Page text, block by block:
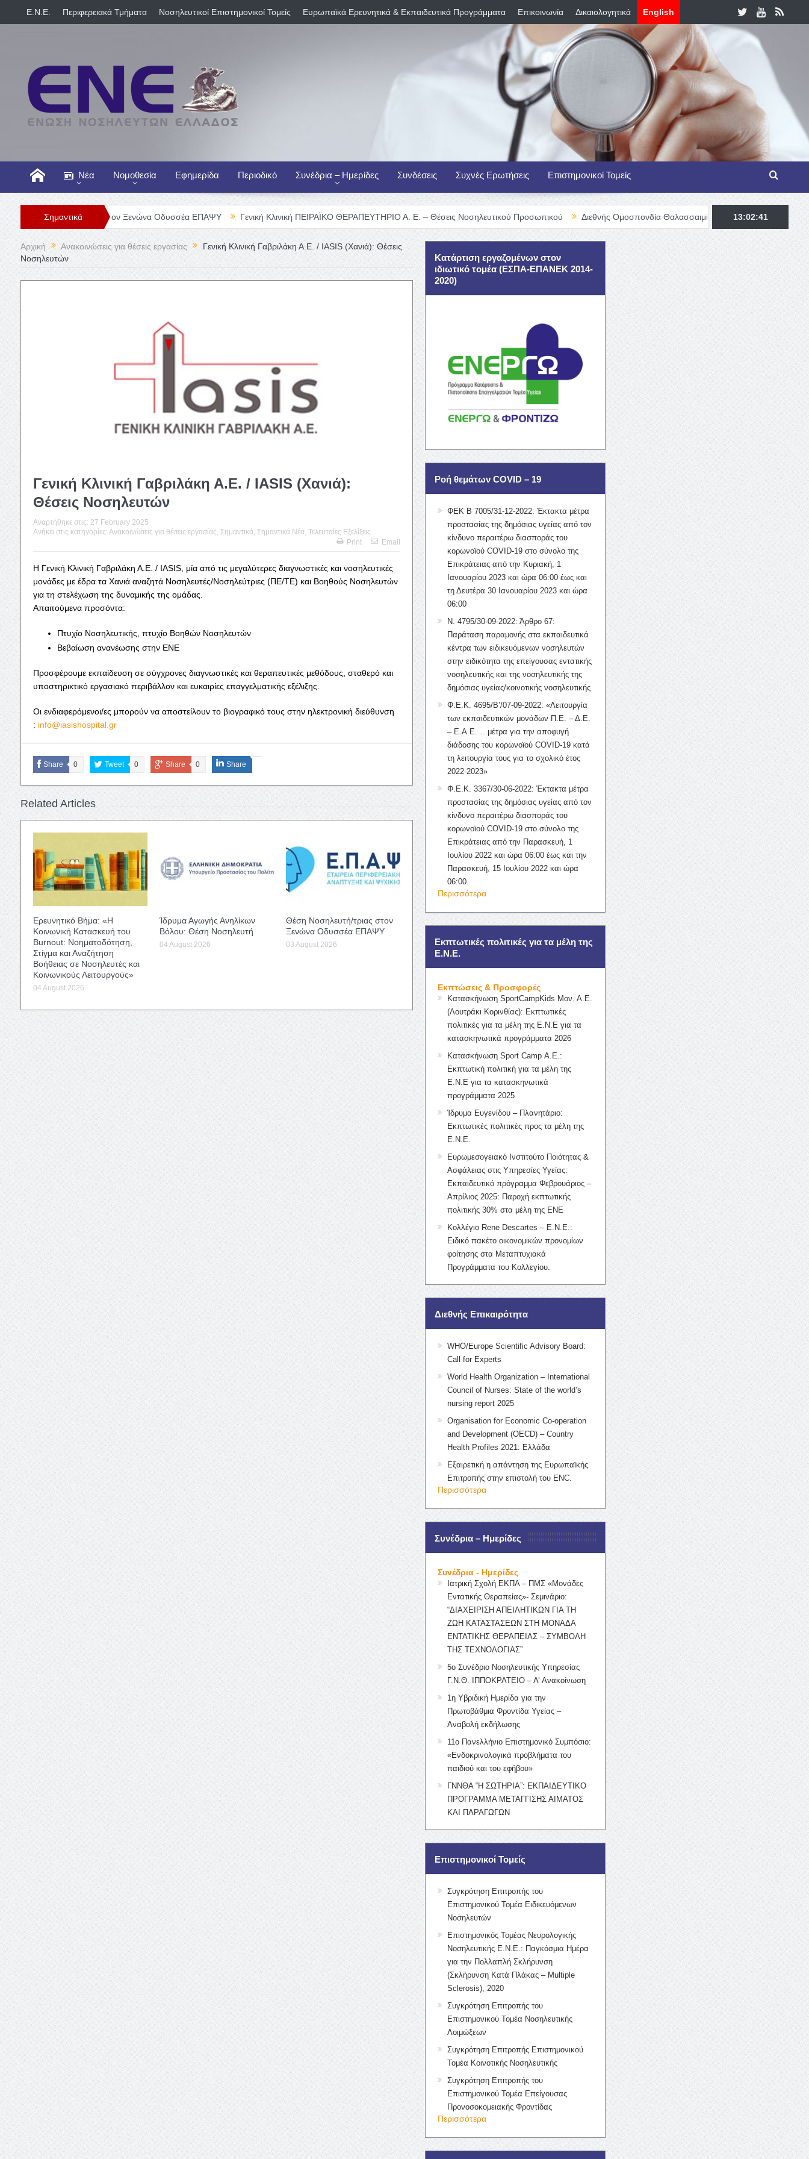
E.N.E. Περιφερειακά Τμήματα Νοσηλευτικοί Επιστημονικοί Τομείς Ευρωπαϊκά Ερευνητικά & Εκπαιδευτικά Προγράμματα Επικοινωνία Δικαιολογητικά English
Νέα Νομοθεσία Εφημερίδα Περιοδικό Συνέδρια – Ημερίδες Συνδέσεις Συχνές Ερωτήσεις Επιστημονικοί Τομείς
Σημαντικά
τριας στον Ξενώνα Οδυσσέα ΕΠΑΨΥ Γενική Κλινική ΠΕΙΡΑΪΚΟ ΘΕΡΑΠΕΥΤΗΡΙΟ Α. Ε. – Θέσεις Νοσηλευτικού Προσωπικού Διεθνής Ομοσπονδία Θαλασσαιμίας – TIF Fellowship Programme for
13:02:42
Αρχική Ανακοινώσεις για θέσεις εργασίας
Γενική Κλινική Γαβριλάκη Α.Ε. / IASIS (Χανιά): Θέσεις
Νοσηλευτών
Γενική Κλινική Γαβριλάκη Α.Ε. / IASIS (Χανιά):
Θέσεις Νοσηλευτών
Αναρτήθηκε στις: 27 February 2025
Ανήκει στις κατηγορίες: Ανακοινώσεις για θέσεις εργασίας Σημαντικά Σημαντικά Νέα Τελευταίες Εξελίξεις
Print
Email
Η Γενική Κλινική Γαβριλάκη Α.Ε. / IASIS, μία από τις μεγαλύτερες διαγνωστικές και νοσηλευτικές
μονάδες με έδρα τα Χανιά αναζητά Νοσηλευτές/Νοσηλεύτριες (ΠΕ/ΤΕ) και Βοηθούς Νοσηλευτών
για τη στελέχωση της δυναμικής της ομάδας.
Απαιτούμενα προσόντα:
Πτυχίο Νοσηλευτικής, πτυχίο Βοηθών Νοσηλευτών
Βεβαίωση ανανέωσης στην ΕΝΕ
Προσφέρουμε εκπαίδευση σε σύγχρονες διαγνωστικές και θεραπευτικές μεθόδους, σταθερό και
υποστηρικτικό εργασιακό περιβάλλον και ευκαιρίες επαγγελματικής εξέλιξης.
Οι ενδιαφερόμενοι/ες μπορούν να αποστείλουν το βιογραφικό τους στην ηλεκτρονική διεύθυνση
: info@iasishospital. gr
Share 0 Tweet 0 Share 0 Share
Related Articles
Ερευνητικό Βήμα: «Η
Κοινωνική Κατασκευή του
Burnout: Νοηματοδότηση,
Στίγμα και Αναζήτηση
Βοήθειας σε Νοσηλευτές και
Κοινωνικούς Λειτουργούς»
04 August 2026
Ίδρυμα Αγωγής Ανηλίκων
Βόλου: Θέση Νοσηλευτή
04 August 2026
Θέση Νοσηλευτή/τριας στον
Ξενώνα Οδυσσέα ΕΠΑΨΥ
03 August 2026
Κατάρτιση εργαζομένων στον
ιδιωτικό τομέα (ΕΣΠΑ-ΕΠΑΝΕΚ 2014-
2020)
Ροή θεμάτων COVID – 19
ΦΕΚ Β 7005/31-12-2022: Έκτακτα μέτρα
προστασίας της δημόσιας υγείας από τον
κίνδυνο περαιτέρω διασποράς του
κορωνοϊού COVID-19 στο σύνολο της
Επικράτειας από την Κυριακή, 1
Ιανουαρίου 2023 και ώρα 06:00 έως και
τη Δευτέρα 30 Ιανουαρίου 2023 και ώρα
06:00
Ν. 4795/30-09-2022: Άρθρο 67:
Παράταση παραμονής στα εκπαιδευτικά
κέντρα των ειδικευόμενων νοσηλευτών
στην ειδικότητα της επείγουσας εντατικής
νοσηλευτικής και της νοσηλευτικής της
δημόσιας υγείας/κοινοτικής νοσηλευτικής
Φ.Ε.Κ. 4695/Β’/07-09-2022: «Λειτουργία
των εκπαιδευτικών μονάδων Π.Ε. – Δ.Ε.
– Ε.Α.Ε. …μέτρα για την αποφυγή
διάδοσης του κορωνοϊού COVID-19 κατά
τη λειτουργία τους για το σχολικό έτος
2022-2023»
Φ.Ε.Κ. 3367/30-06-2022: Έκτακτα μέτρα
προστασίας της δημόσιας υγείας από τον
κίνδυνο περαιτέρω διασποράς του
κορωνοϊού COVID-19 στο σύνολο της
Επικράτειας από την Παρασκευή, 1
Ιουλίου 2022 και ώρα 06:00 έως και την
Παρασκευή, 15 Ιουλίου 2022 και ώρα
06:00.
Περισσότερα
Εκπτωτικές πολιτικές για τα μέλη της
Ε.Ν.Ε.
Εκπτώσεις & Προσφορές
Κατασκήνωση SportCampKids Μον. Α.Ε.
(Λουτράκι Κορινθίας): Εκπτωτικές
πολιτικές για τα μέλη της Ε.Ν.Ε για τα
κατασκηνωτικά προγράμματα 2026
Κατασκήνωση Sport Camp Α.Ε.:
Εκπτωτική πολιτική για τα μέλη της
Ε.Ν.Ε για τα κατασκηνωτικά
προγράμματα 2025
Ίδρυμα Ευγενίδου – Πλανητάριο:
Εκπτωτικές πολιτικές προς τα μέλη της
Ε.Ν.Ε.
Ευρωμεσογειακό Ινστιτούτο Ποιότητας &
Ασφάλειας στις Υπηρεσίες Υγείας:
Εκπαιδευτικό πρόγραμμα Φεβρουάριος –
Απρίλιος 2025: Παροχή εκπτωτικής
πολιτικής 30% στα μέλη της ΕΝΕ
Κολλέγιο Rene Descartes – Ε.Ν.Ε.:
Ειδικό πακέτο οικονομικών προνομίων
φοίτησης στα Μεταπτυχιακά
Προγράμματα του Κολλεγίου.
Διεθνής Επικαιρότητα
WHO/Europe Scientific Advisory Board:
Call for Experts
World Health Organization – International
Council of Nurses: State of the world’s
nursing report 2025
Organisation for Economic Co-operation
and Development (OECD) – Country
Health Profiles 2021: Ελλάδα
Εξαιρετική η απάντηση της Ευρωπαϊκής
Επιτροπής στην επιστολή του ENC.
Περισσότερα
Συνέδρια – Ημερίδες
Συνέδρια - Ημερίδες
Ιατρική Σχολή ΕΚΠΑ – ΠΜΣ «Μονάδες
Εντατικής Θεραπείας»- Σεμινάριο:
“ΔΙΑΧΕΙΡΙΣΗ ΑΠΕΙΛΗΤΙΚΩΝ ΓΙΑ ΤΗ
ΖΩΗ ΚΑΤΑΣΤΑΣΕΩΝ ΣΤΗ ΜΟΝΑΔΑ
ΕΝΤΑΤΙΚΗΣ ΘΕΡΑΠΕΙΑΣ – ΣΥΜΒΟΛΗ
ΤΗΣ ΤΕΧΝΟΛΟΓΙΑΣ”
5ο Συνέδριο Νοσηλευτικής Υπηρεσίας
Γ.Ν.Θ. ΙΠΠΟΚΡΑΤΕΙΟ – Α’ Ανακοίνωση
1η Υβριδική Ημερίδα για την
Πρωτοβάθμια Φροντίδα Υγείας –
Αναβολή εκδήλωσης
11ο Πανελλήνιο Επιστημονικό Συμπόσιο:
«Ενδοκρινολογικά προβλήματα του
παιδιού και του εφήβου»
ΓΝΝΘΑ “Η ΣΩΤΗΡΙΑ”: ΕΚΠΑΙΔΕΥΤΙΚΟ
ΠΡΟΓΡΑΜΜΑ ΜΕΤΑΓΓΙΣΗΣ ΑΙΜΑΤΟΣ
ΚΑΙ ΠΑΡΑΓΩΓΩΝ
Επιστημονικοί Τομείς
Συγκρότηση Επιτροπής του
Επιστημονικού Τομέα Ειδικευόμενων
Νοσηλευτών
Επιστημονικός Τομέας Νευρολογικής
Νοσηλευτικής Ε.Ν.Ε.: Παγκόσμια Ημέρα
για την Πολλαπλή Σκλήρυνση
(Σκλήρυνση Κατά Πλάκας – Multiple
Sclerosis), 2020
Συγκρότηση Επιτροπής του
Επιστημονικού Τομέα Νοσηλευτικής
Λοιμώξεων
Συγκρότηση Επιτροπής Επιστημονικού
Τομέα Κοινοτικής Νοσηλευτικής
Συγκρότηση Επιτροπής του
Επιστημονικού Τομέα Επείγουσας
Προνοσοκομειακής Φροντίδας
Περισσότερα